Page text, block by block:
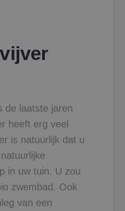
de laatste jaren
heeft erg veel
is natuurlijk dat u
in uw tuin. U zou
zwembad. Ook
van een